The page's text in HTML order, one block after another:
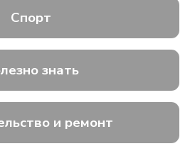
Спорт
знать
и ремонт